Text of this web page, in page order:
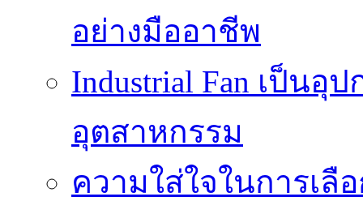
อย่างมืออาชีพ
Industrial Fan เป็น
อุตสาหกรรม
ความใส่ใจในการเ